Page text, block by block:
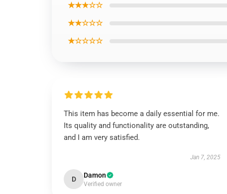
★★★☆☆
★★☆☆☆
★☆☆☆☆
This item has become a daily essential for me.
Its quality and functionality are outstanding,
and I am very satisfied.
Jan 7, 2025
D Damon
Verified owner